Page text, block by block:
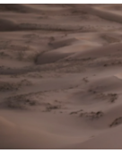
„Wer
bin
ich
denn
überhaupt?“